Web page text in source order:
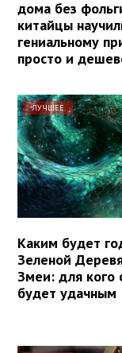
дома без
китайцы
гениальному
просто и
ЛУЧШЕЕ
Каким будет
Зеленой
Змеи: для кого
будет удачным